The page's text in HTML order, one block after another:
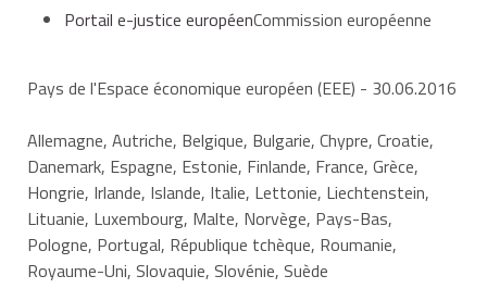
Portail e-justice européenCommission européenne
Pays de l'Espace économique européen (EEE) - 30.06.2016
Allemagne, Autriche, Belgique, Bulgarie, Chypre, Croatie,
Danemark, Espagne, Estonie, Finlande, France, Grèce,
Hongrie, Irlande, Islande, Italie, Lettonie, Liechtenstein,
Lituanie, Luxembourg, Malte, Norvège, Pays-Bas,
Pologne, Portugal, République tchèque, Roumanie,
Royaume-Uni, Slovaquie, Slovénie, Suède